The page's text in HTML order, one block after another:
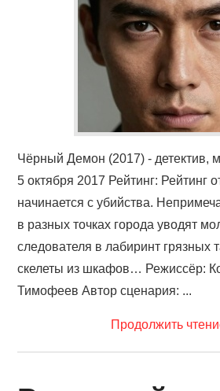
ФИЛЬМЫ
КОНТАКТЫ
Чёрный Демон (2017) - детектив,
5 октября 2017 Рейтинг: Рейтинг
начинается с убийства.
в разных точках города уводят
следователя в лабиринт грязных
скелеты из шкафов… Режиссёр:
Тимофеев Автор сценария: ...
Продолжить